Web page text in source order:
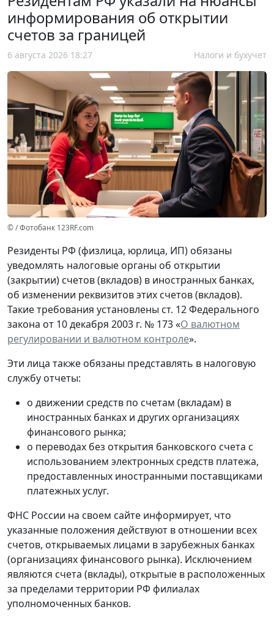
информирования об открытии
счетов за границей
6 августа 2026 18:27 Налоги и бухучет
© / Фотобанк 123RF.com
Резиденты РФ (физлица, юрлица, ИП) обязаны
уведомлять налоговые органы об открытии
(закрытии) счетов (вкладов) в иностранных банках,
об изменении реквизитов этих счетов (вкладов).
Такие требования установлены ст. 12 Федерального
закона от 10 декабря 2003 г. № 173 «О валютном
регулировании и валютном контроле».
Эти лица также обязаны представлять в налоговую
службу отчеты:
о движении средств по счетам (вкладам) в
иностранных банках и других организациях
финансового рынка;
о переводах без открытия банковского счета с
использованием электронных средств платежа,
предоставленных иностранными поставщиками
платежных услуг.
ФНС России на своем сайте информирует, что
указанные положения действуют в отношении всех
счетов, открываемых лицами в зарубежных банках
(организациях финансового рынка). Исключением
являются счета (вклады), открытые в расположенных
за пределами территории РФ филиалах
уполномоченных банков.